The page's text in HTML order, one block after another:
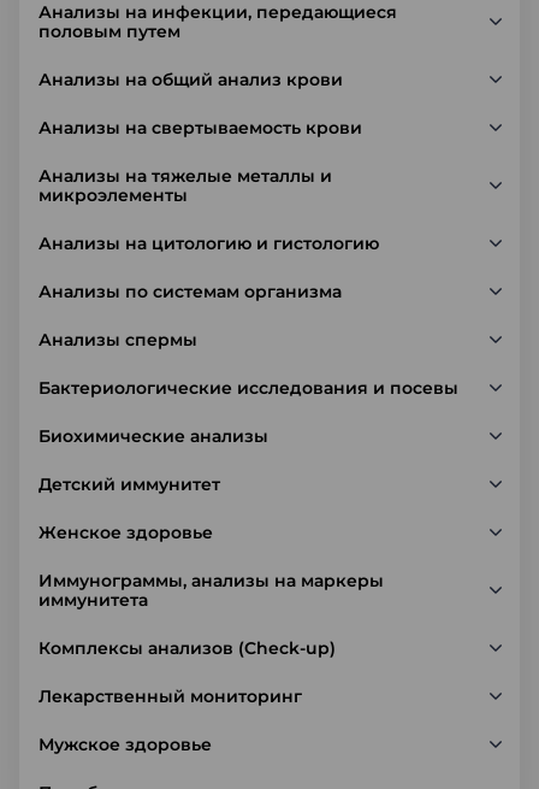
Анализы на инфекции, передающиеся
половым путем
Анализы на общий анализ крови
Анализы на свертываемость крови
Анализы на тяжелые металлы и
микроэлементы
Анализы на цитологию и гистологию
Анализы по системам организма
Анализы спермы
Бактериологические исследования и посевы
Биохимические анализы
Детский иммунитет
Женское здоровье
Иммунограммы, анализы на маркеры
иммунитета
Комплексы анализов (Check-up)
Лекарственный мониторинг
Мужское здоровье